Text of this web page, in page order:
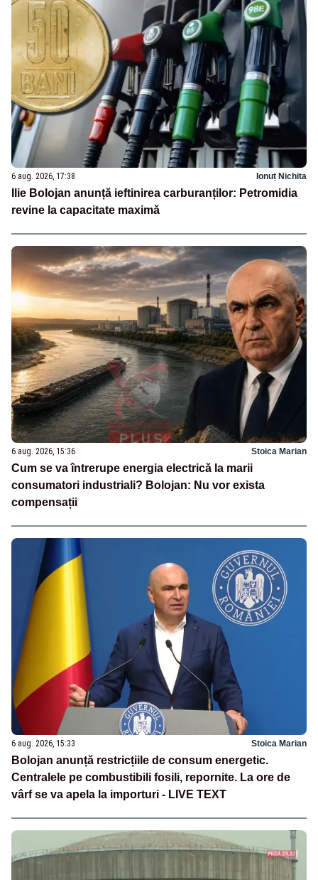
6 aug. 2026, 17:38 Ionuț Nichita
Ilie Bolojan anunță ieftinirea carburanților: Petromidia
revine la capacitate maximă
6 aug. 2026, 15:36 Stoica Marian
Cum se va întrerupe energia electrică la marii
consumatori industriali? Bolojan: Nu vor exista
compensații
6 aug. 2026, 15:33 Stoica Marian
Bolojan anunță restricțiile de consum energetic.
Centralele pe combustibili fosili, repornite. La ore de
vârf se va apela la importuri - LIVE TEXT